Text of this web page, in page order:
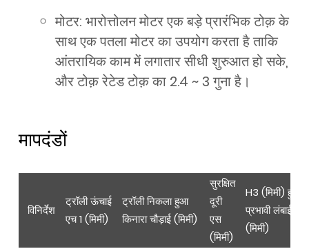
मोटर: भारोत्तोलन मोटर एक बड़े प्रारंभिक टोक़ के
साथ एक पतला मोटर का उपयोग करता है ताकि
आंतरायिक काम में लगातार सीधी शुरुआत हो सके,
और टोक़ रेटेड टोक़ का 2.4 ~ 3 गुना है।
मापदंडों
विनिर्देश
ट्रॉली ऊंचाई
एच 1 (मिमी)
ट्रॉली निकला हुआ
किनारा चौड़ाई (मिमी)
सुरक्षित
दूरी
एस
(मिमी)
H3 (मिमी) हुक
प्रभावी लंबाई H3
(मिमी)